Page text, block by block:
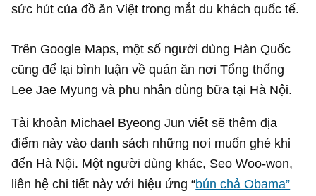
sức hút của đồ ăn Việt trong mắt du khách quốc tế.
Trên Google Maps, một số người dùng Hàn Quốc
cũng để lại bình luận về quán ăn nơi Tổng thống
Lee Jae Myung và phu nhân dùng bữa tại Hà Nội.
Tài khoản Michael Byeong Jun viết sẽ thêm địa
điểm này vào danh sách những nơi muốn ghé khi
đến Hà Nội. Một người dùng khác, Seo Woo-won,
liên hệ chi tiết này với hiệu ứng “bún chả Obama”